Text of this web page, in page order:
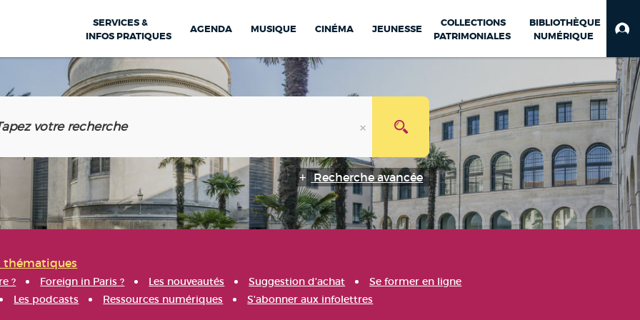
SERVICES &
INFOS PRATIQUES
AGENDA MUSIQUE CINÉMA JEUNESSE
COLLECTIONS
PATRIMONIALES
BIBLIOTHÈQUE
NUMÉRIQUE
Recherche avancée
thématiques
? Foreign in Paris ? Les nouveautés Suggestion d'achat
Se former en ligne
Les podcasts Ressources numériques S'abonner aux infolettres